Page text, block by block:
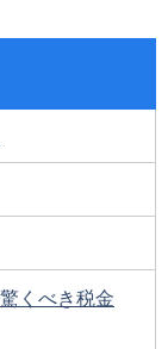
くべき税金